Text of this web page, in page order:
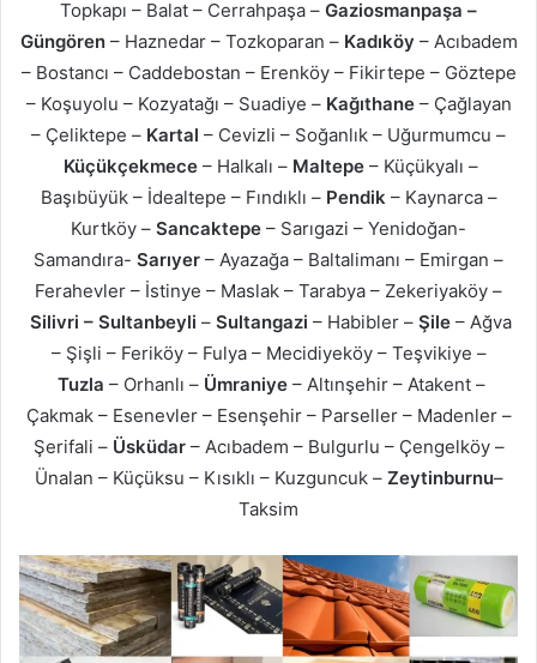
Topkapı – Balat – Cerrahpaşa – Gaziosmanpaşa –
Güngören– Haznedar – Tozkoparan – Kadıköy – Acıbadem
– Bostancı – Caddebostan – Erenköy – Fikirtepe – Göztepe
– Koşuyolu – Kozyatağı – Suadiye – Kağıthane– Çağlayan
– Çeliktepe – Kartal – Cevizli – Soğanlık – Uğurmumcu –
Küçükçekmece – Halkalı – Maltepe – Küçükyalı –
Başıbüyük – İdealtepe – Fındıklı – Pendik – Kaynarca –
Kurtköy – Sancaktepe – Sarıgazi – Yenidoğan-
Samandıra- Sarıyer – Ayazağa – Baltalimanı – Emirgan –
Ferahevler – İstinye – Maslak – Tarabya – Zekeriyaköy –
Silivri – Sultanbeyli – Sultangazi – Habibler – Şile – Ağva
– Şişli – Feriköy – Fulya – Mecidiyeköy – Teşvikiye –
Tuzla – Orhanlı – Ümraniye– Altınşehir – Atakent –
Çakmak – Esenevler – Esenşehir – Parseller – Madenler –
Şerifali – Üsküdar– Acıbadem – Bulgurlu – Çengelköy –
Ünalan – Küçüksu – Kısıklı – Kuzguncuk – Zeytinburnu–
Taksim